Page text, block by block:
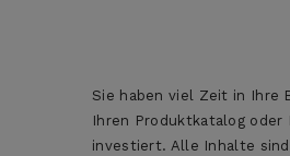
Sie haben viel Zeit in Ihre
Ihren Produktkatalog oder
investiert. Alle Inhalte